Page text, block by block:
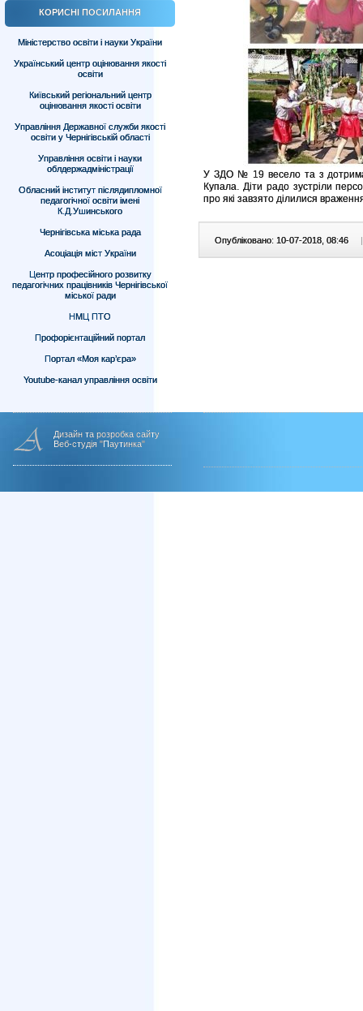
КОРИСНІ ПОСИЛАННЯ
Міністерство освіти і науки України
Український центр оцінювання якості
освіти
Київський регіональний центр
оцінювання якості освіти
Управління Державної служби якості
освіти у Чернігівській області
Управління освіти і науки
облдержадміністрації
Обласний інститут післядипломної
педагогічної освіти імені
К.Д.Ушинського
Чернігівська міська рада
Асоціація міст України
Центр професійного розвитку
педагогічних працівників Чернігівської
міської ради
НМЦ ПТО
Профорієнтаційний портал
Портал «Моя кар’єра»
Youtube-канал управління освіти
У ЗДО № 19 весело та з
Купала. Діти радо зустріли
про які завзято ділилися
Опубліковано: 10-07-2018, 08:46 |
Дизайн та розробка сайту
Веб-студія "Паутинка"